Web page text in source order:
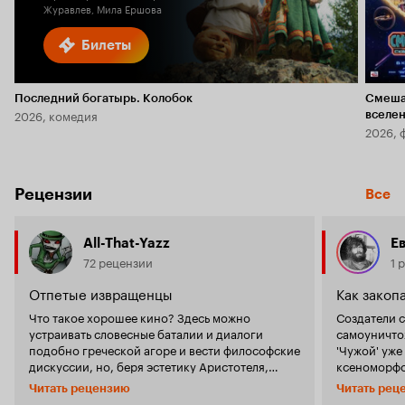
Билеты
Журавлев, Мила Ершова
Последний богатырь. Колобок
2026, комедия
2026,
Рецензии Все
All-That-Yazz
72 рецензии
Отпетые извращенцы
Что такое хорошее кино? Здесь можно
устраивать словесные баталии и диалоги
подобно греческой агоре и вести философские
дискуссии, но, беря эстетику Аристотеля,
можно описать это в трех словах - хорошо
выверенный баланс. Баланс может быть
Читать рецензию
1
Как
Создатели
'Чужой' уже
он:
убийца,
Читать